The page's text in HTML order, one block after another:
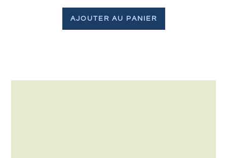
AJOUTER AU PANIER